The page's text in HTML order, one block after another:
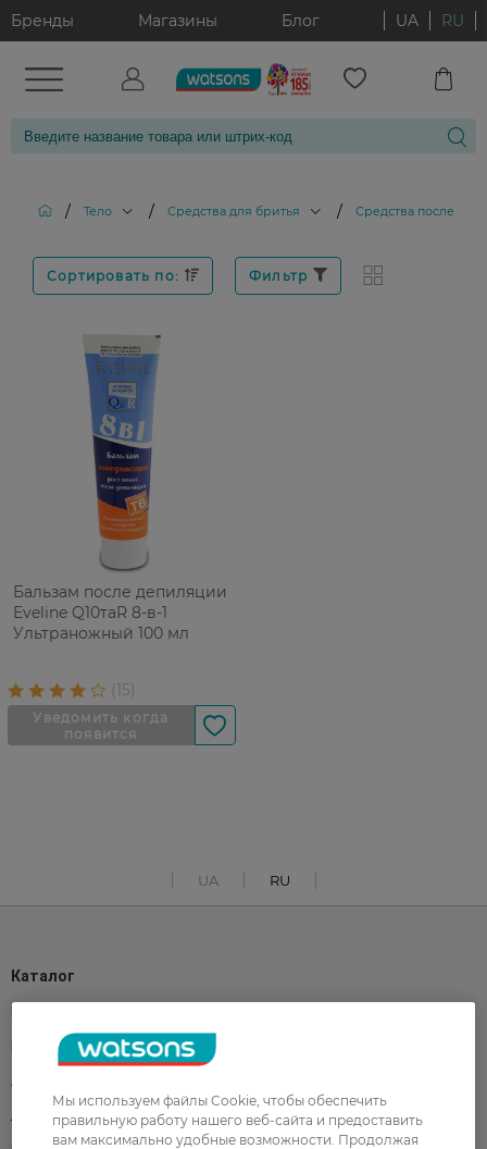
Бренды Магазины Блог UA RU
/ Тело / Средства для бритья / Средства после
Сортировать по: Фильтр
Бальзам после депиляции
Eveline Q10таR 8-в-1
Ультраножный 100 мл
UA RU
Каталог
Парфюмерия
Акции
Лицо Тело
Мы используем файлы Cookie, чтобы обеспечить
правильную работу нашего веб-сайта и предоставить
вам максимально удобные возможности. Продолжая